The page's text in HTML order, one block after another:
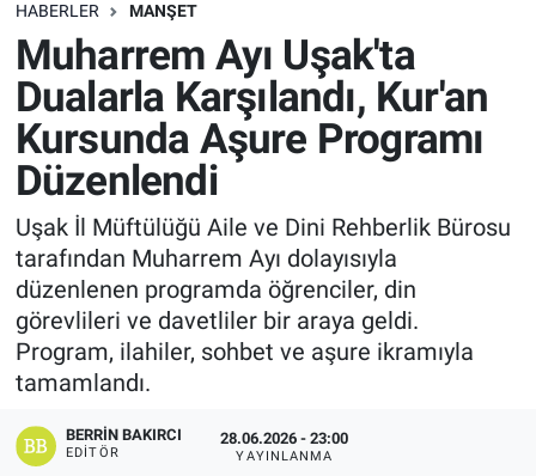
HABERLER MANŞET
Muharrem Ayı Uşak'ta
Dualarla Karşılandı, Kur'an
Kursunda Aşure Programı
Düzenlendi
Uşak İl Müftülüğü Aile ve Dini Rehberlik Bürosu
tarafından Muharrem Ayı dolayısıyla
düzenlenen programda öğrenciler, din
görevlileri ve davetliler bir araya geldi.
Program, ilahiler, sohbet ve aşure ikramıyla
tamamlandı.
BERRIN BAKIRCI
EDITÖR
28.06.2026 - 23:00
YAYINLANMA
Köşe Yazarları
Kültür Sanat
Manşet
Resmi İlanlar
Sağlık
Son Dakika
Spor
Uşak Haberleri